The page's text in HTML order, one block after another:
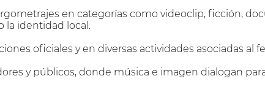
en categorías como videoclip, ficción,
la identidad local.
oficiales y en diversas actividades asociadas al
y públicos, donde música e imagen dialogan